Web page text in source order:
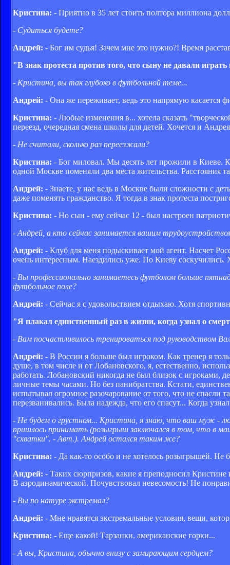
Кристина: - Приятно в 35 лет стоить полтора миллиона
- Судиться будете?
Андрей: - Бог им судья! Зачем мне это нужно?! Время
"В знак протеста против того, что сыну не давали
- Кристина, вы так глубоко в футбольной теме...
Андрей: - Она же переживает, ведь это напрямую касается
Кристина: - Любые изменения в... хотела сказать
переезд, очередная смена школы для детей. Хочется и
- Не считали, сколько раз переезжали?
Кристина: - Бог миловал. Мы десять лет прожили в Киеве.
одной Москве поменяли два места жительства. Расстояния
Андрей: - Знаете, у нас ведь в Москве были сложности с
даже поменять гражданство. Я тогда в знак протеста
Кристина: - Но сын - ему сейчас 12 - был настроен
- Андрей, а кто сейчас занимается вашим
Андрей: - Клуб для меня подыскивает мой агент. Насчет
очень интересным. Наездились уже. По Киеву
- Вы профессионально занимаетесь футболом больше
футбольное поле?
Андрей: - Сейчас я с удовольствием отдыхаю. Хотя
"Я плакал единственный раз в жизни, когда узнал о
- Вам посчастливилось тренироваться под руководством
Андрей: - В России я больше был игроком. Как тренер я
душе, в том числе и от Лобановского, я, естественно,
работать. Лобановский никогда не был близок с игроками,
личные темы часами. Но без панибратства. Кстати,
испытывал огромное разочарование от того, что не спасли
перезванивались. Была надежда, что его спасут... Когда
- Не будем о грустном... Кристина, я знаю, что ваш муж -
пришлось принимать (розыгрыш заключался в том, что в
"схватки". - Авт.). Андрей остался таким же?
Кристина: - Да как-то особо и не хотелось розыгрышей. Не
Андрей: - Таких сюрпризов, какие я преподносил Кристине
В аэродинамической. Почувствовал невесомость! Не
- Вы по натуре экстремал?
Андрей: - Мне нравятся экстремальные условия, вещи,
Кристина: - Еще какой! Тарзанки, американские горки...
- А вы, Кристина, обычно внизу с замирающим сердцем?